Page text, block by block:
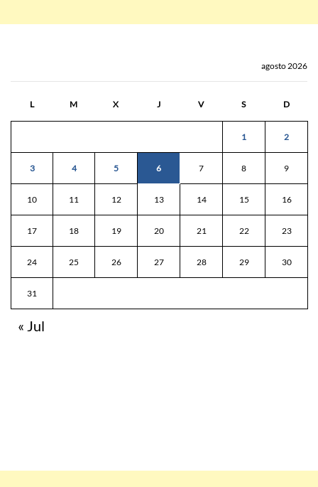
agosto 2026
L M X J V S D
1 2
3 4 5 6 7 8 9
10 11 12 13 14 15 16
17 18 19 20 21 22 23
24 25 26 27 28 29 30
31
« Jul